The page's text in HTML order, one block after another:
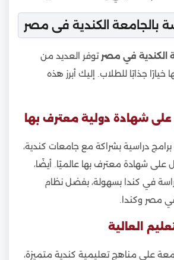
بالجامعة الكندية فى مصر
الكندية في مصر توفر العديد من
خيارًا جذابًا للطلاب. إليك أبرز هذه
على شهادة دولية معترف بها
برامج دراسية بشراكة مع جامعات كندية،
على شهادة معترف بها عالميًا. أيضًا،
في كندا بسهولة، بفضل نظام
مصر وكندا.
العالية
على مناهج تعليمية كندية متميزة،